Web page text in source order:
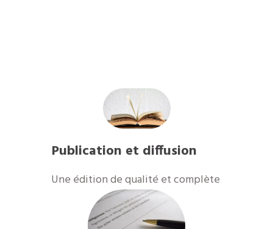
Publication et diffusion
​Une édition de qualité et complète